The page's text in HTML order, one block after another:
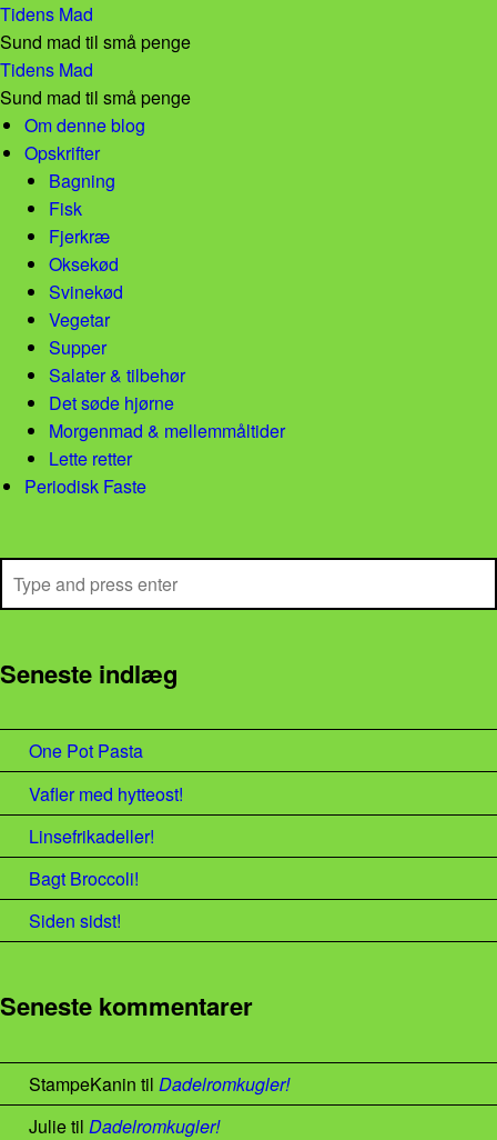
Tidens Mad
Sund mad til små penge
Søndags Curry! – Tidens Mad
Tidens Mad
Sund mad til små penge
Skip to content
Om denne blog
Opskrifter
Bagning
Fisk
Fjerkræ
Oksekød
Svinekød
Vegetar
Supper
Salater & tilbehør
Det søde hjørne
Morgenmad & mellemmåltider
Lette retter
Periodisk Faste
Search
Seneste indlæg
One Pot Pasta
Vafler med hytteost!
Linsefrikadeller!
Bagt Broccoli!
Siden sidst!
Seneste kommentarer
StampeKanin til Dadelromkugler!
Julietil Dadelromkugler!